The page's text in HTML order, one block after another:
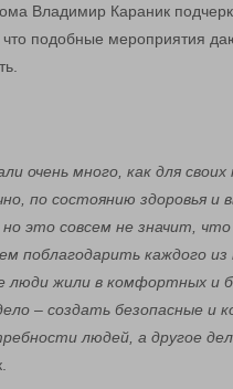
Владимир Караник
что подобные мероприятия
очень много, как для
по состоянию здоровья и
это совсем не значит, что
поблагодарить каждого
люди жили в комфортных и
– создать безопасные и
людей, а другое